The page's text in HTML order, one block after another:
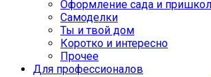
Оформление сада и
Самоделки
Ты и твой дом
Коротко и интересно
Прочее
Для профессионалов